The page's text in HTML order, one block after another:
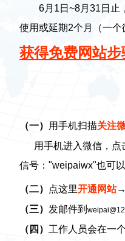
6月1日~8月31日止，
使用或延期2个月（一
获得免费网站步
（一） 用手机扫描关注
用手机进入微信，点
信号："weipaiwx"也可
（二） 点这里开通网站
（三） 发邮件到
（四） 工作人员会在一